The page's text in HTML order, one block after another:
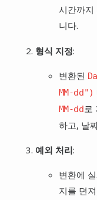
시간까지
니다.
형식 지정:
변환된
MM-dd")
MM-dd로
하고, 날
예외 처리:
변환에
지를 던